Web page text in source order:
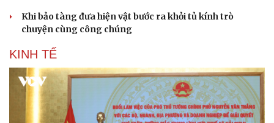
Khi bảo tàng đưa hiện vật bước ra khỏi tủ kính trò
chuyện cùng công chúng
KINH TẾ